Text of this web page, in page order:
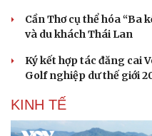
Cần Thơ cụ thể hóa “Ba
và du khách Thái Lan
Ký kết hợp tác đăng cai
Golf nghiệp dư thế giới
KINH TẾ